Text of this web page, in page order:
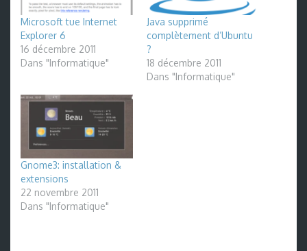
Microsoft tue Internet
Explorer 6
16 décembre 2011
Dans "Informatique"
Java supprimé
complètement d’Ubuntu
?
18 décembre 2011
Dans "Informatique"
Gnome3: installation &
extensions
22 novembre 2011
Dans "Informatique"